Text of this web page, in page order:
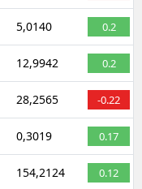
5,0140 0.2
12,9942 0.2
28,2565 -0.22
0,3019 0.17
154,2124 0.12